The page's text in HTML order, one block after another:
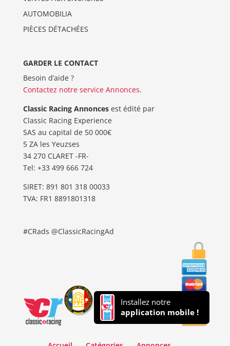
AUTOMOBILIA
PIÈCES DÉTACHÉES
GARDER LE CONTACT
Besoin d’aide ?
Contactez notre service Annonces.
Classic Racing Annoncesest édité par
Classic Racing Experience
SAS au capital de 50 000€
5 ZA les Yeuzses
34 270 CLARET -FR-
Tel: ‭+33 499 666 724‬
SIRET: 891 801 318 00033
TVA: FR1 8891801318
#CRads @ClassicRacingAd
Installez notre
application mobile !